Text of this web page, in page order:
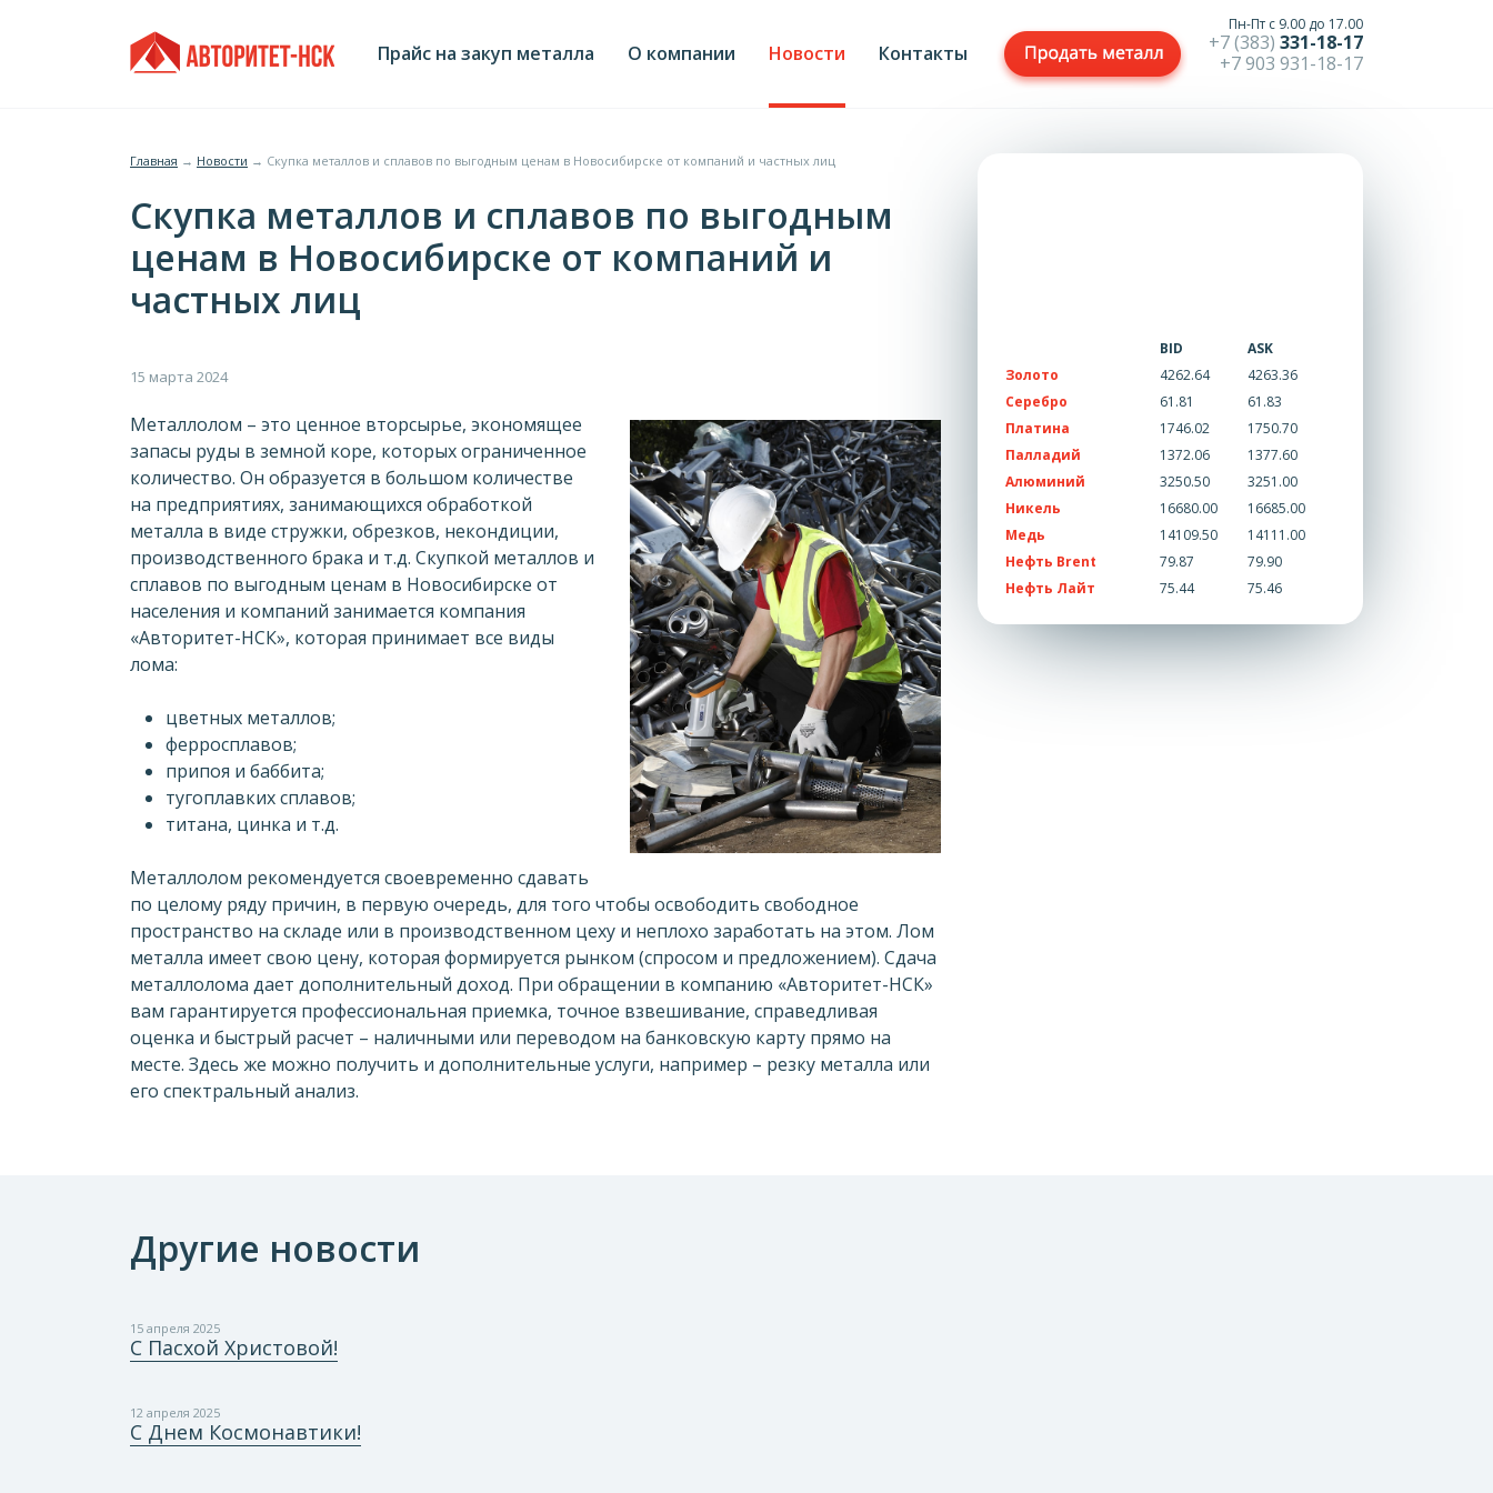
Главное
Прайс на закуп металла О компании Новости Контакты
Пн-Пт с 9.00 до 17.00
+7 (383) 331-18-17
+7 903 931-18-17
Вы
здесь
Главная → Новости → Скупка металлов и сплавов по выгодным ценам в Новосибирске от компаний и частных лиц
Скупка металлов и сплавов по выгодным
ценам в Новосибирске от компаний и
частных лиц
Металлолом – это ценное вторсырье, экономящее
запасы руды в земной коре, которых ограниченное
количество. Он образуется в большом количестве
на предприятиях, занимающихся обработкой
металла в виде стружки, обрезков, некондиции,
производственного брака и т.д. Скупкой металлов и
сплавов по выгодным ценам в Новосибирске от
населения и компаний занимается компания
«Авторитет-НСК», которая принимает все виды
лома:
цветных металлов;
ферросплавов;
припоя и баббита;
тугоплавких сплавов;
титана, цинка и т.д.
Металлолом рекомендуется своевременно сдавать
по целому ряду причин, в первую очередь, для того чтобы освободить свободное
пространство на складе или в производственном цеху и неплохо заработать на этом. Лом
металла имеет свою цену, которая формируется рынком (спросом и предложением). Сдача
металлолома дает дополнительный доход. При обращении в компанию «Авторитет-НСК»
вам гарантируется профессиональная приемка, точное взвешивание, справедливая
оценка и быстрый расчет – наличными или переводом на банковскую карту прямо на
месте. Здесь же можно получить и дополнительные услуги, например – резку металла или
его спектральный анализ.
BID
ASK
Золото
4262.64
4263.36
Серебро
61.81
61.83
Платина
1746.02
1750.70
Палладий
1372.06
1377.60
Алюминий
3250.50
3251.00
Никель
16680.00
16685.00
Медь
14109.50
14111.00
Нефть Brent
79.87
79.90
Нефть Лайт
75.44 75.46
Другие новости
15 апреля 2025
С Пасхой Христовой!
12 апреля 2025
С Днем Космонавтики!